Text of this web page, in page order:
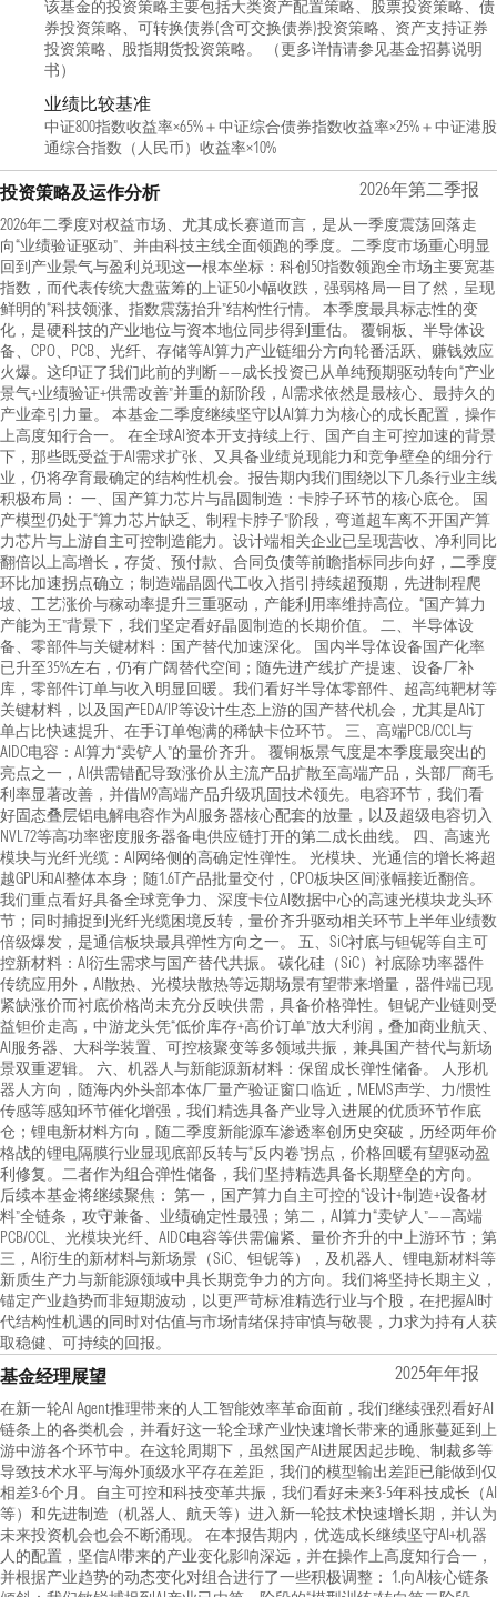
该基金的投资策略主要包括大类资产配置策略、股票投资策略、债
券投资策略、可转换债券(含可交换债券)投资策略、资产支持证券
投资策略、股指期货投资策略。 （更多详情请参见基金招募说明
书）
业绩比较基准
中证800指数收益率×65%＋中证综合债券指数收益率×25%＋中证港股
通综合指数（人民币）收益率×10%
投资策略及运作分析 2026年第二季报
2026年二季度对权益市场、尤其成长赛道而言，是从一季度震荡回落走
向“业绩验证驱动”、并由科技主线全面领跑的季度。二季度市场重心明显
回到产业景气与盈利兑现这一根本坐标：科创50指数领跑全市场主要宽基
指数，而代表传统大盘蓝筹的上证50小幅收跌，强弱格局一目了然，呈现
鲜明的“科技领涨、指数震荡抬升”结构性行情。 本季度最具标志性的变
化，是硬科技的产业地位与资本地位同步得到重估。 覆铜板、半导体设
备、CPO、PCB、光纤、存储等AI算力产业链细分方向轮番活跃、赚钱效应
火爆。这印证了我们此前的判断——成长投资已从单纯预期驱动转向“产业
景气+业绩验证+供需改善”并重的新阶段，AI需求依然是最核心、最持久的
产业牵引力量。 本基金二季度继续坚守以AI算力为核心的成长配置，操作
上高度知行合一。 在全球AI资本开支持续上行、国产自主可控加速的背景
下，那些既受益于AI需求扩张、又具备业绩兑现能力和竞争壁垒的细分行
业，仍将孕育最确定的结构性机会。报告期内我们围绕以下几条行业主线
积极布局： 一、国产算力芯片与晶圆制造：卡脖子环节的核心底仓。 国
产模型仍处于“算力芯片缺乏、制程卡脖子”阶段，弯道超车离不开国产算
力芯片与上游自主可控制造能力。设计端相关企业已呈现营收、净利同比
翻倍以上高增长，存货、预付款、合同负债等前瞻指标同步向好，二季度
环比加速拐点确立；制造端晶圆代工收入指引持续超预期，先进制程爬
坡、工艺涨价与稼动率提升三重驱动，产能利用率维持高位。“国产算力
产能为王”背景下，我们坚定看好晶圆制造的长期价值。 二、半导体设
备、零部件与关键材料：国产替代加速深化。 国内半导体设备国产化率
已升至35%左右，仍有广阔替代空间；随先进产线扩产提速、设备厂补
库，零部件订单与收入明显回暖。我们看好半导体零部件、超高纯靶材等
关键材料，以及国产EDA/IP等设计生态上游的国产替代机会，尤其是AI订
单占比快速提升、在手订单饱满的稀缺卡位环节。 三、高端PCB/CCL与
AIDC电容：AI算力“卖铲人”的量价齐升。 覆铜板景气度是本季度最突出的
亮点之一，AI供需错配导致涨价从主流产品扩散至高端产品，头部厂商毛
利率显著改善，并借M9高端产品升级巩固技术领先。电容环节，我们看
好固态叠层铝电解电容作为AI服务器核心配套的放量，以及超级电容切入
NVL72等高功率密度服务器备电供应链打开的第二成长曲线。 四、高速光
模块与光纤光缆：AI网络侧的高确定性弹性。 光模块、光通信的增长将超
越GPU和AI整体本身；随1.6T产品批量交付，CPO板块区间涨幅接近翻倍。
我们重点看好具备全球竞争力、深度卡位AI数据中心的高速光模块龙头环
节；同时捕捉到光纤光缆困境反转，量价齐升驱动相关环节上半年业绩数
倍级爆发，是通信板块最具弹性方向之一。 五、SiC衬底与钽铌等自主可
控新材料：AI衍生需求与国产替代共振。 碳化硅（SiC）衬底除功率器件
传统应用外，AI散热、光模块散热等远期场景有望带来增量，器件端已现
紧缺涨价而衬底价格尚未充分反映供需，具备价格弹性。钽铌产业链则受
益钽价走高，中游龙头凭“低价库存+高价订单”放大利润，叠加商业航天、
AI服务器、大科学装置、可控核聚变等多领域共振，兼具国产替代与新场
景双重逻辑。 六、机器人与新能源新材料：保留成长弹性储备。 人形机
器人方向，随海内外头部本体厂量产验证窗口临近，MEMS声学、力/惯性
传感等感知环节催化增强，我们精选具备产业导入进展的优质环节作底
仓；锂电新材料方向，随二季度新能源车渗透率创历史突破，历经两年价
格战的锂电隔膜行业显现底部反转与“反内卷”拐点，价格回暖有望驱动盈
利修复。二者作为组合弹性储备，我们坚持精选具备长期壁垒的方向。
后续本基金将继续聚焦： 第一，国产算力自主可控的“设计+制造+设备材
料”全链条，攻守兼备、业绩确定性最强；第二，AI算力“卖铲人”——高端
PCB/CCL、光模块光纤、AIDC电容等供需偏紧、量价齐升的中上游环节；第
三，AI衍生的新材料与新场景（SiC、钽铌等），及机器人、锂电新材料等
新质生产力与新能源领域中具长期竞争力的方向。我们将坚持长期主义，
锚定产业趋势而非短期波动，以更严苛标准精选行业与个股，在把握AI时
代结构性机遇的同时对估值与市场情绪保持审慎与敬畏，力求为持有人获
取稳健、可持续的回报。
基金经理展望 2025年年报
在新一轮AI Agent推理带来的人工智能效率革命面前，我们继续强烈看好AI
链条上的各类机会，并看好这一轮全球产业快速增长带来的通胀蔓延到上
游中游各个环节中。在这轮周期下，虽然国产AI进展因起步晚、制裁多等
导致技术水平与海外顶级水平存在差距，我们的模型输出差距已能做到仅
相差3-6个月。自主可控和科技变革共振，我们看好未来3-5年科技成长（AI
等）和先进制造（机器人、航天等）进入新一轮技术快速增长期，并认为
未来投资机会也会不断涌现。 在本报告期内，优选成长继续坚守AI+机器
人的配置，坚信AI带来的产业变化影响深远，并在操作上高度知行合一，
并根据产业趋势的动态变化对组合进行了一些积极调整： 1.向AI核心链条